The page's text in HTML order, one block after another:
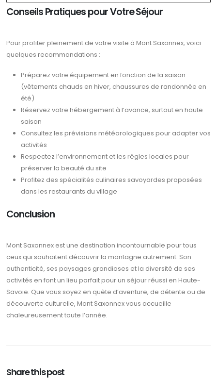
Conseils Pratiques pour Votre Séjour
Pour profiter pleinement de votre visite à Mont Saxonnex, voici
quelques recommandations :
Préparez votre équipement en fonction de la saison
(vêtements chauds en hiver, chaussures de randonnée en
été)
Réservez votre hébergement à l’avance, surtout en haute
saison
Consultez les prévisions météorologiques pour adapter vos
activités
Respectez l’environnement et les règles locales pour
préserver la beauté du site
Profitez des spécialités culinaires savoyardes proposées
dans les restaurants du village
Conclusion
Mont Saxonnex est une destination incontournable pour tous
ceux qui souhaitent découvrir la montagne autrement. Son
authenticité, ses paysages grandioses et la diversité de ses
activités en font un lieu parfait pour un séjour réussi en Haute-
Savoie. Que vous soyez en quête d’aventure, de détente ou de
découverte culturelle, Mont Saxonnex vous accueille
chaleureusement toute l’année.
Share this post